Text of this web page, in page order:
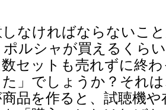
しなければならないこ
ルシャが買えるくら
セットも売れずに終
た」でしょうか？それ
品を作ると、試聴機